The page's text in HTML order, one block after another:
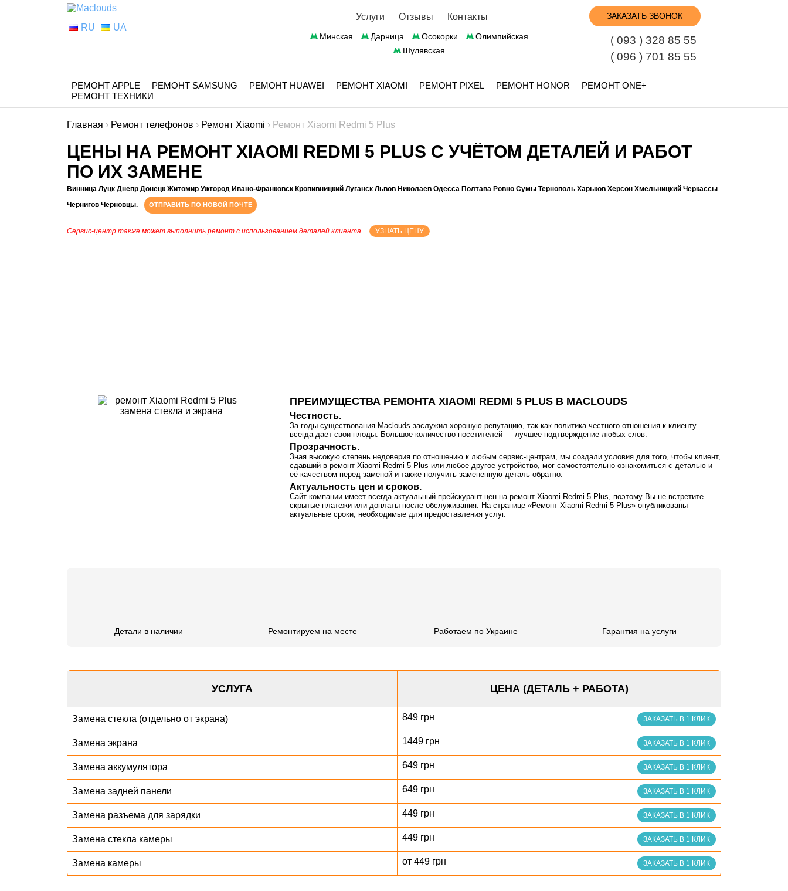
RU UA
Услуги Отзывы Контакты
Минская Дарница Осокорки
Олимпийская
Шулявская
ЗАКАЗАТЬ ЗВОНОК
( 093 ) 328 85 55
( 096 ) 701 85 55
РЕМОНТ APPLE РЕМОНТ SAMSUNG РЕМОНТ HUAWEI РЕМОНТ XIAOMI РЕМОНТ PIXEL РЕМОНТ HONOR
РЕМОНТ ONE+
РЕМОНТ ТЕХНИКИ
Главная › Ремонт телефонов › Ремонт Xiaomi › Ремонт Xiaomi Redmi 5 Plus
ЦЕНЫ НА РЕМОНТ XIAOMI REDMI 5 PLUS С УЧЁТОМ ДЕТАЛЕЙ И РАБОТ
ПО ИХ ЗАМЕНЕ
Винница Луцк Днепр Донецк Житомир Ужгород Ивано-Франковск Кропивницкий Луганск Львов Николаев Одесса Полтава Ровно Сумы Тернополь Харьков Херсон Хмельницкий Черкассы
Чернигов Черновцы.
ОТПРАВИТЬ ПО НОВОЙ ПОЧТЕ
Сервис-центр также может выполнить ремонт с использованием деталей клиента УЗНАТЬ ЦЕНУ
ПРЕИМУЩЕСТВА РЕМОНТА XIAOMI REDMI 5 PLUS В MACLOUDS
Честность.
За годы существования Maclouds заслужил хорошую репутацию, так как политика честного отношения к клиенту
всегда дает свои плоды. Большое количество посетителей — лучшее подтверждение любых слов.
Прозрачность.
Зная высокую степень недоверия по отношению к любым сервис-центрам, мы создали условия для того, чтобы клиент,
сдавший в ремонт Xiaomi Redmi 5 Plus или любое другое устройство, мог самостоятельно ознакомиться с деталью и
её качеством перед заменой и также получить замененную деталь обратно.
Актуальность цен и сроков.
Сайт компании имеет всегда актуальный прейскурант цен на ремонт Xiaomi Redmi 5 Plus, поэтому Вы не встретите
скрытые платежи или доплаты после обслуживания. На странице «Ремонт Xiaomi Redmi 5 Plus» опубликованы
актуальные сроки, необходимые для предоставления услуг.
Детали в наличии Ремонтируем на месте Работаем по Украине Гарантия на услуги
УСЛУГА ЦЕНА (ДЕТАЛЬ + РАБОТА)
Замена стекла (отдельно от экрана) 849 грн ЗАКАЗАТЬ В 1 КЛИК
Замена экрана 1449 грн ЗАКАЗАТЬ В 1 КЛИК
Замена аккумулятора 649 грн ЗАКАЗАТЬ В 1 КЛИК
Замена задней панели 649 грн ЗАКАЗАТЬ В 1 КЛИК
Замена разъема для зарядки 449 грн ЗАКАЗАТЬ В 1 КЛИК
Замена стекла камеры 449 грн ЗАКАЗАТЬ В 1 КЛИК
Замена камеры от 449 грн ЗАКАЗАТЬ В 1 КЛИК